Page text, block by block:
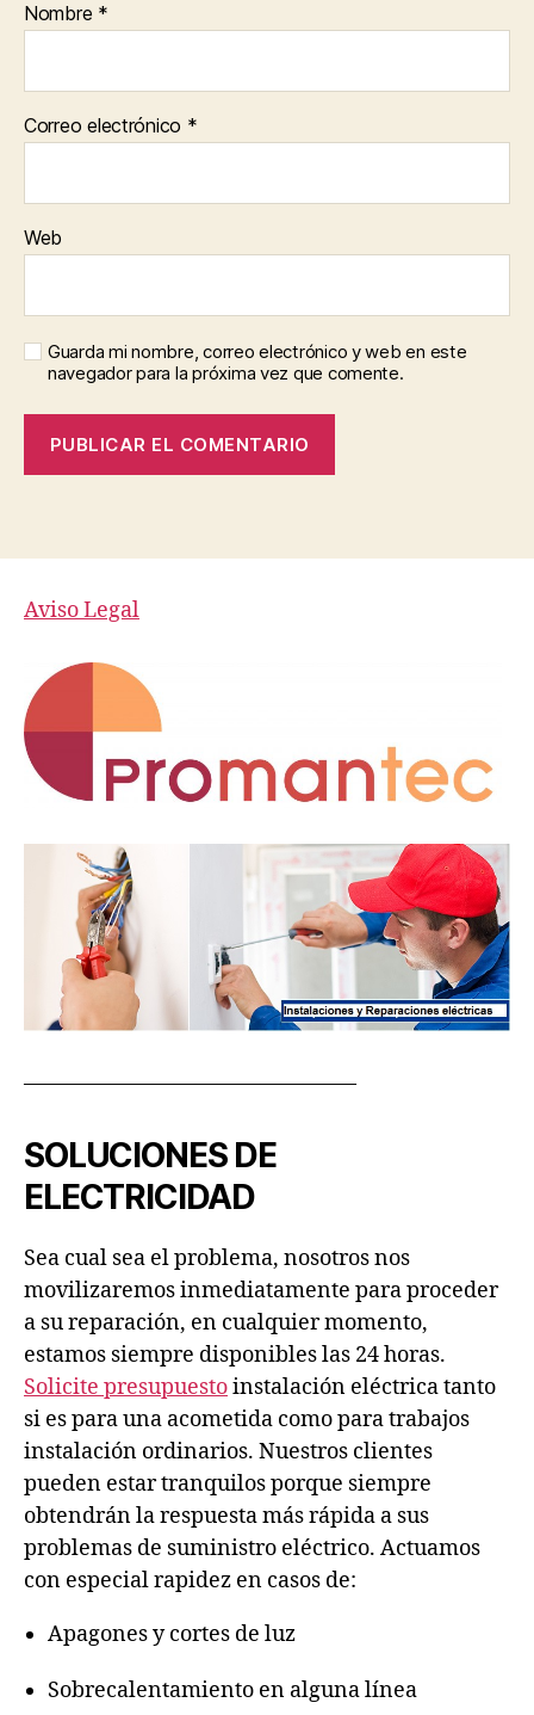
Nombre *
Correo electrónico *
Web
Guarda mi nombre, correo electrónico y web en este
navegador para la próxima vez que comente.
Aviso Legal
———————————————–
SOLUCIONES DE
ELECTRICIDAD
Sea cual sea el problema, nosotros nos
movilizaremos inmediatamente para proceder
a su reparación, en cualquier momento,
estamos siempre disponibles las 24 horas.
Solicite presupuestoinstalación eléctrica tanto
si es para una acometida como para trabajos
instalación ordinarios. Nuestros clientes
pueden estar tranquilos porque siempre
obtendrán la respuesta más rápida a sus
problemas de suministro eléctrico. Actuamos
con especial rapidez en casos de:
Apagones y cortes de luz
Sobrecalentamiento en alguna línea